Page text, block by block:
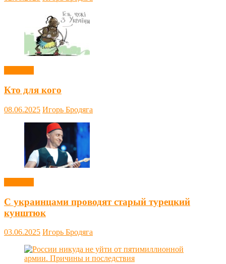
Кто для кого
08.06.2025 Игорь Бродяга
С украинцами проводят старый турецкий
кунштюк
03.06.2025 Игорь Бродяга